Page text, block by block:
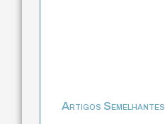
Artigos Semelhantes